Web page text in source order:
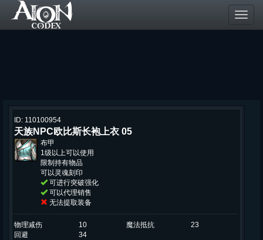
ID: 110100954
天族NPC欧比斯长袍上衣 05
布甲
1级以上可以使用
限制持有物品
可以灵魂刻印
可进行突破强化
可以代理销售
无法提取装备
物理减伤 10 魔法抵抗
23
回避
34